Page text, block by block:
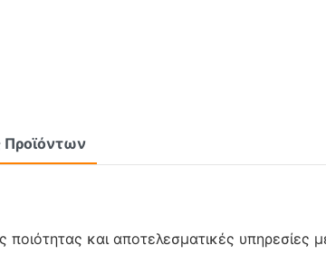
Προϊόντων
και αποτελεσματικές υπηρεσίες